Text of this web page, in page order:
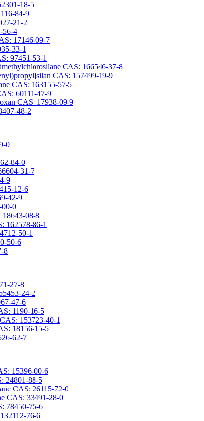
18-5
84-9
21-2
56-4
17146-09-7
33-1
97451-53-1
CAS: 166546-37-8
CAS: 157499-19-9
CAS: 163155-57-5
60111-47-9
CAS: 17938-09-9
48-2
0
84-0
31-7
9
12-6
42-9
00-0
18643-08-8
162578-86-1
50-1
50-6
8
27-8
24-2
47-6
1190-16-5
153723-40-1
18156-15-5
62-7
15396-00-6
24801-88-5
CAS: 26115-72-0
CAS: 33491-28-0
78450-75-6
76-6